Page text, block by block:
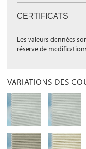
CERTIFICATS
Les valeurs données
réserve de
VARIATIONS DES